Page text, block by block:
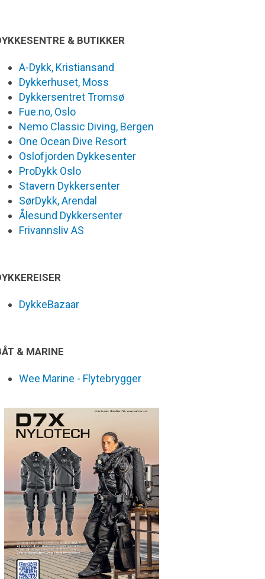
& BUTIKKER
A-Dykk, Kristiansand
Dykkerhuset, Moss
Dykkersentret Tromsø
Fue.no, Oslo
Nemo Classic Diving, Bergen
One Ocean Dive Resort
Oslofjorden Dykkesenter
ProDykk Oslo
Stavern Dykkersenter
SørDykk, Arendal
Ålesund Dykkersenter
Frivannsliv AS
DykkeBazaar
& MARINE
Wee Marine - Flytebrygger